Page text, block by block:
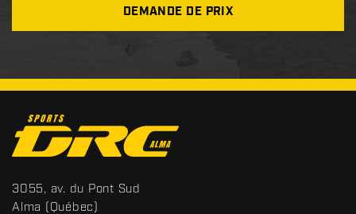
DEMANDE DE PRIX
o
n
t
a
S
p
3055, av. du Pont Sud
Alma (Québec)